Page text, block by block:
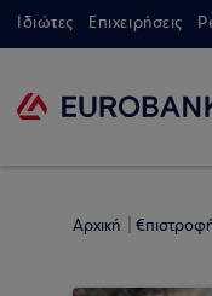
Ιδιώτες Επιχειρήσεις
Αρχική